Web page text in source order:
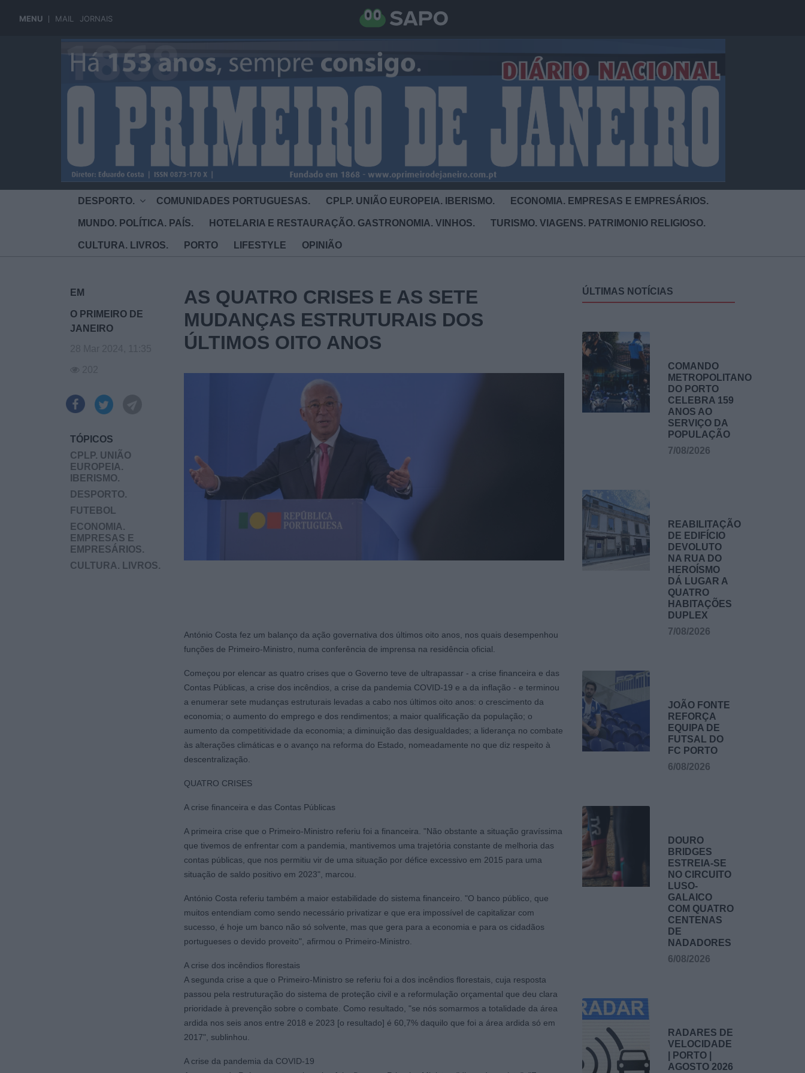
MENU MAIL JORNAIS
DESPORTO. COMUNIDADES PORTUGUESAS. CPLP. UNIÃO EUROPEIA. IBERISMO. ECONOMIA. EMPRESAS E EMPRESÁRIOS.
MUNDO. POLÍTICA. PAÍS. HOTELARIA E RESTAURAÇÃO. GASTRONOMIA. VINHOS. TURISMO. VIAGENS. PATRIMONIO RELIGIOSO.
CULTURA. LIVROS. PORTO LIFESTYLE OPINIÃO
EM
O PRIMEIRO DE
JANEIRO
TÓPICOS
CPLP. UNIÃO
EUROPEIA.
IBERISMO.
DESPORTO.
FUTEBOL
ECONOMIA.
EMPRESAS E
EMPRESÁRIOS.
CULTURA. LIVROS.
AS QUATRO CRISES E AS SETE
MUDANÇAS ESTRUTURAIS DOS
ÚLTIMOS OITO ANOS
António Costa fez um balanço da ação governativa dos últimos oito anos, nos quais desempenhou
funções de Primeiro-Ministro, numa conferência de imprensa na residência oficial.
Começou por elencar as quatro crises que o Governo teve de ultrapassar - a crise financeira e das
Contas Públicas, a crise dos incêndios, a crise da pandemia COVID-19 e a da inflação - e terminou
a enumerar sete mudanças estruturais levadas a cabo nos últimos oito anos: o crescimento da
economia; o aumento do emprego e dos rendimentos; a maior qualificação da população; o
aumento da competitividade da economia; a diminuição das desigualdades; a liderança no combate
às alterações climáticas e o avanço na reforma do Estado, nomeadamente no que diz respeito à
descentralização.
QUATRO CRISES
A crise financeira e das Contas Públicas
A primeira crise que o Primeiro-Ministro referiu foi a financeira. "Não obstante a situação gravíssima
que tivemos de enfrentar com a pandemia, mantivemos uma trajetória constante de melhoria das
contas públicas, que nos permitiu vir de uma situação por défice excessivo em 2015 para uma
situação de saldo positivo em 2023", marcou.
António Costa referiu também a maior estabilidade do sistema financeiro. "O banco público, que
muitos entendiam como sendo necessário privatizar e que era impossível de capitalizar com
sucesso, é hoje um banco não só solvente, mas que gera para a economia e para os cidadãos
portugueses o devido proveito", afirmou o Primeiro-Ministro.
A crise dos incêndios florestais
A segunda crise a que o Primeiro-Ministro se referiu foi a dos incêndios florestais, cuja resposta
passou pela restruturação do sistema de proteção civil e a reformulação orçamental que deu clara
prioridade à prevenção sobre o combate. Como resultado, "se nós somarmos a totalidade da área
ardida nos seis anos entre 2018 e 2023 [o resultado] é 60,7% daquilo que foi a área ardida só em
2017", sublinhou.
A crise da pandemia da COVID-19
ÚLTIMAS NOTÍCIAS
COMANDO
METROPOLITANO
DO PORTO
CELEBRA 159
ANOS AO
SERVIÇO DA
POPULAÇÃO
7/08/2026
REABILITAÇÃO
DE EDIFÍCIO
DEVOLUTO
NA RUA DO
HEROÍSMO
DÁ LUGAR A
QUATRO
HABITAÇÕES
DUPLEX
7/08/2026
JOÃO FONTE
REFORÇA
EQUIPA DE
FUTSAL DO
FC PORTO
6/08/2026
DOURO
BRIDGES
ESTREIA-SE
NO CIRCUITO
LUSO-
GALAICO
COM QUATRO
CENTENAS
DE
NADADORES
6/08/2026
RADARES DE
VELOCIDADE
| PORTO |
AGOSTO 2026